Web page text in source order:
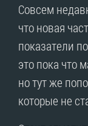
Совсем
что новая
показатели
это пока что
но тут же
которые не